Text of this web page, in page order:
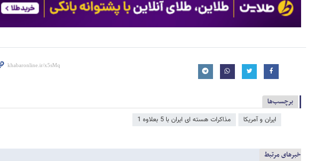
برچسب‌ها
ایران و آمریکا مذاکرات هسته ای ایران با 5 بعلاوه 1
خبرهای مرتبط